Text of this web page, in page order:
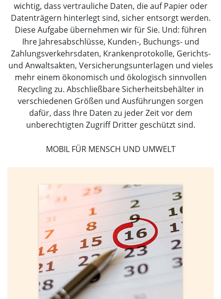
wichtig, dass vertrauliche Daten, die auf Papier oder
Datenträgern hinterlegt sind, sicher entsorgt werden.
Diese Aufgabe übernehmen wir für Sie. Und: führen
Ihre Jahresabschlüsse, Kunden-, Buchungs- und
Zahlungsverkehrsdaten, Krankenprotokolle, Gerichts-
und Anwaltsakten, Versicherungsunterlagen und vieles
mehr einem ökonomisch und ökologisch sinnvollen
Recycling zu. Abschließbare Sicherheitsbehälter in
verschiedenen Größen und Ausführungen sorgen
dafür, dass Ihre Daten zu jeder Zeit vor dem
unberechtigten Zugriff Dritter geschützt sind.
MOBIL FÜR MENSCH UND UMWELT